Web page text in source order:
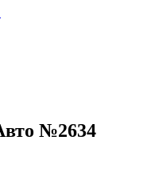
№2634